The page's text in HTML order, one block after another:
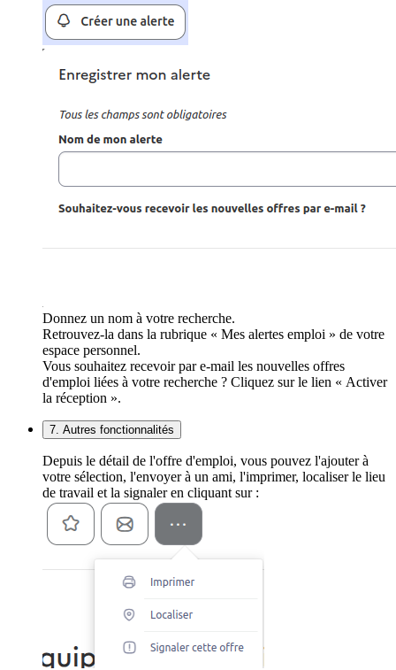
Donnez un nom à votre recherche.
Retrouvez-la dans la rubrique « Mes alertes emploi » de votre
espace personnel.
Vous souhaitez recevoir par e-mail les nouvelles offres
d'emploi liées à votre recherche ? Cliquez sur le lien « Activer
la réception ».
7. Autres fonctionnalités
Depuis le détail de l'offre d'emploi, vous pouvez l'ajouter à
votre sélection, l'envoyer à un ami, l'imprimer, localiser le lieu
de travail et la signaler en cliquant sur :